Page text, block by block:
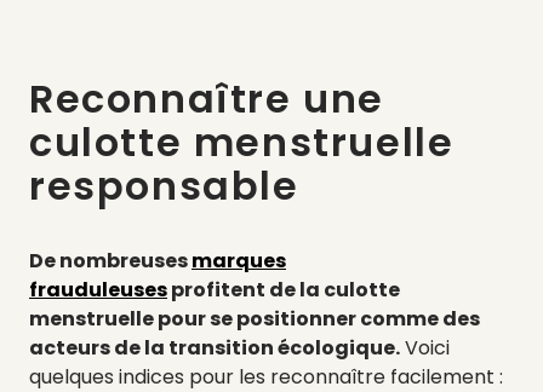
Reconnaître une
culotte menstruelle
responsable
De nombreusesmarques
frauduleusesprofitent de la culotte
menstruelle pour se positionner comme des
acteurs de la transition écologique.Voici
quelques indices pour les reconnaître facilement :